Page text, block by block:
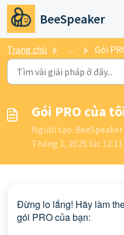
Chuyển đến nội dung chính
BeeSpeaker
Trang chủ ... Gói PRO
Gói PRO của
Người tạo:
Tháng 1, 2025 lúc
Đừng lo lắng! Hãy làm
gói PRO của bạn: